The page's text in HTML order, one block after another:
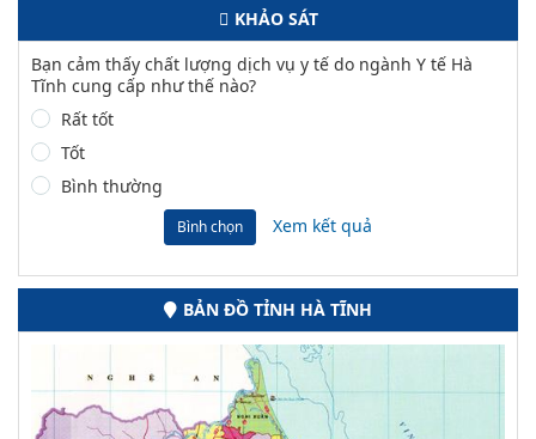
KHẢO SÁT
Bạn cảm thấy chất lượng dịch vụ y tế do ngành Y tế Hà
Tĩnh cung cấp như thế nào?
Rất tốt
Tốt
Bình thường
Bình chọn Xem kết quả
BẢN ĐỒ TỈNH HÀ TĨNH